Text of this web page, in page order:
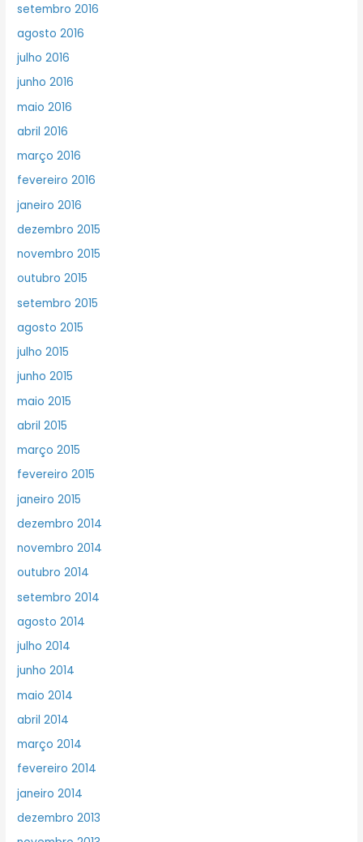
setembro 2016
agosto 2016
julho 2016
junho 2016
maio 2016
abril 2016
março 2016
fevereiro 2016
janeiro 2016
dezembro 2015
novembro 2015
outubro 2015
setembro 2015
agosto 2015
julho 2015
junho 2015
maio 2015
abril 2015
março 2015
fevereiro 2015
janeiro 2015
dezembro 2014
novembro 2014
outubro 2014
setembro 2014
agosto 2014
julho 2014
junho 2014
maio 2014
abril 2014
março 2014
fevereiro 2014
janeiro 2014
dezembro 2013